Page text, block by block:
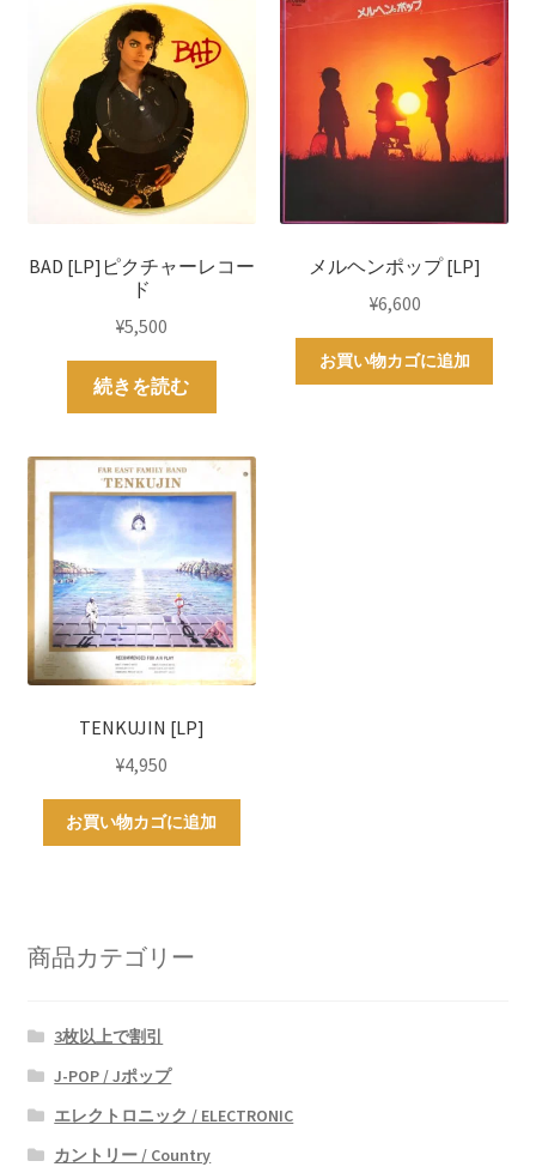
BAD [LP]ピクチャーレコー
ド
¥5,500
続きを読む
メルヘンポップ [LP]
¥6,600
お買い物カゴに追加
TENKUJIN [LP]
¥4,950
お買い物カゴに追加
商品カテゴリー
3枚以上で割引
J-POP / Jポップ
エレクトロニック / ELECTRONIC
カントリー / Country